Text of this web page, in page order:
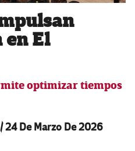
El
optimizar tiempos
/24 De Marzo De 2026